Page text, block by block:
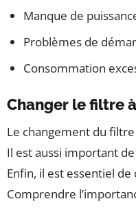
Manque de
Problèmes de
Consommation
Changer le filtre
Le changement du
Il est aussi important
Enfin, il est essentiel
Comprendre